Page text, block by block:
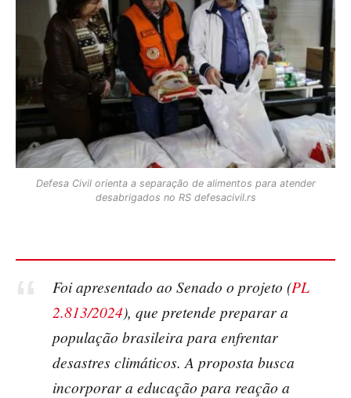
Defesa Civil orienta a separação de alimentos para atender
desabrigados no RS defesacivil.rs
Foi apresentado ao Senado o projeto (PL
2.813/2024), que pretende preparar a
população brasileira para enfrentar
desastres climáticos. A proposta busca
incorporar a educação para reação a